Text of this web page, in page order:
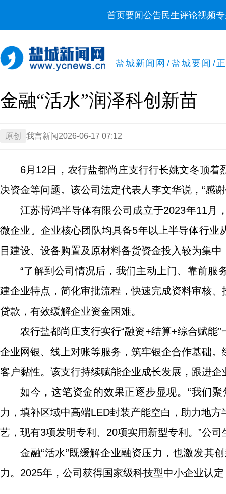
首页要闻公告民生评论视频
盐城新闻网 / 盐城要闻 /
金融“活水”润泽科创新苗
原创 我言新闻 2026-06-17 07:12
6月12日，农行盐都尚庄支行行长姚文冬顶
决资金等问题。该公司法定代表人李文华说，“感
江苏博鸿半导体有限公司成立于2023年11月
微企业。企业核心团队均具备5年以上半导体行
目建设、设备购置及原材料备货资金投入较为集
“了解到公司情况后，我们主动上门、靠前
建企业特点，简化审批流程，快速完成资料审核
贷款，有效缓解企业资金困难。
农行盐都尚庄支行实行“融资+结算+综合赋能
企业网银、线上对账等服务，筑牢银企合作基础
客户黏性。该支行持续赋能企业成长发展，跟进
如今，这笔资金的效果正逐步显现。“我们
力，填补区域中高端LED封装产能空白，助力地
艺，现有3项发明专利、20项实用新型专利。”公
金融“活水”既缓解企业融资压力，也激发其
力。2025年，公司获得‌国家级科技型中小企业‌认